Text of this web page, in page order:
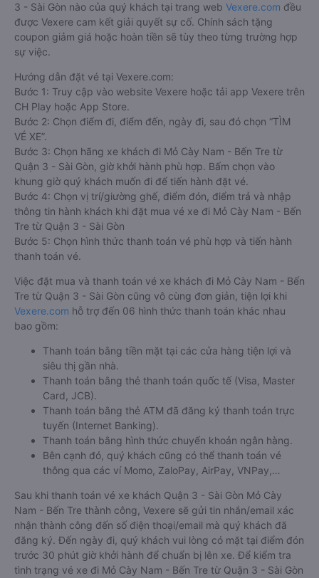
3 - Sài Gòn nào của quý khách tại trang web Vexere.com đều
được Vexere cam kết giải quyết sự cố. Chính sách tặng
coupon giảm giá hoặc hoàn tiền sẽ tùy theo từng trường hợp
sự việc.
Hướng dẫn đặt vé tại Vexere.com:
Bước 1: Truy cập vào website Vexere hoặc tải app Vexere trên
CH Play hoặc App Store.
Bước 2: Chọn điểm đi, điểm đến, ngày đi, sau đó chọn “TÌM
VÉ XE”.
Bước 3: Chọn hãng xe khách đi Mỏ Cày Nam - Bến Tre từ
Quận 3 - Sài Gòn, giờ khởi hành phù hợp. Bấm chọn vào
khung giờ quý khách muốn đi để tiến hành đặt vé.
Bước 4: Chọn vị trí/giường ghế, điểm đón, điểm trả và nhập
thông tin hành khách khi đặt mua vé xe đi Mỏ Cày Nam - Bến
Tre từ Quận 3 - Sài Gòn
Bước 5: Chọn hình thức thanh toán vé phù hợp và tiến hành
thanh toán vé.
Việc đặt mua và thanh toán vé xe khách đi Mỏ Cày Nam - Bến
Tre từ Quận 3 - Sài Gòn cũng vô cùng đơn giản, tiện lợi khi
Vexere.com hỗ trợ đến 06 hình thức thanh toán khác nhau
bao gồm:
Thanh toán bằng tiền mặt tại các cửa hàng tiện lợi và
siêu thị gần nhà.
Thanh toán bằng thẻ thanh toán quốc tế (Visa, Master
Card, JCB).
Thanh toán bằng thẻ ATM đã đăng ký thanh toán trực
tuyến (Internet Banking).
Thanh toán bằng hình thức chuyển khoản ngân hàng.
Bên cạnh đó, quý khách cũng có thể thanh toán vé
thông qua các ví Momo, ZaloPay, AirPay, VNPay,…
Sau khi thanh toán vé xe khách Quận 3 - Sài Gòn Mỏ Cày
Nam - Bến Tre thành công, Vexere sẽ gửi tin nhắn/email xác
nhận thành công đến số điện thoại/email mà quý khách đã
đăng ký. Đến ngày đi, quý khách vui lòng có mặt tại điểm đón
trước 30 phút giờ khởi hành để chuẩn bị lên xe. Để kiểm tra
tình trạng vé xe đi Mỏ Cày Nam - Bến Tre từ Quận 3 - Sài Gòn